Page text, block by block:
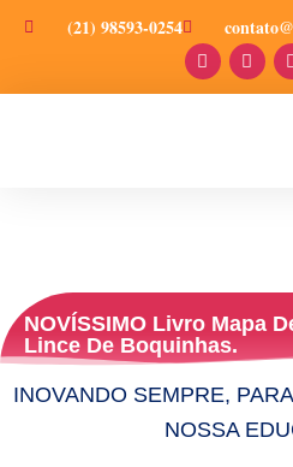
(21) 98593-0254
NOVÍSSIMO Livro Mapa
Lince De Boquinhas.
INOVANDO SEMPRE,
NOSSA